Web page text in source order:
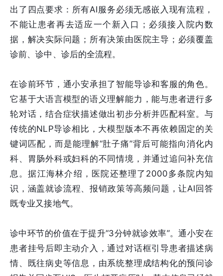
出了四点要求：所有AI服务必须无感嵌入现有流程，
不能让患者再去适应一个新入口；必须接入院内数
据，解决实际问题；所有决策由医院主导；必须覆盖
诊前、诊中、诊后的全流程。
在诊前环节，通小安承担了智能导诊和客服的角色。
它基于大语言模型的语义理解能力，能与患者进行多
轮对话，结合症状描述做出初步分析并匹配科室。与
传统的NLP导诊相比，大模型版本不再依赖固定的关
键词匹配，而是能理解“肚子痛”背后可能指向消化内
科、胃肠外科或妇科的不同情境，并通过追问补充信
息。据江海林介绍，医院还整理了2000多条院内知
识，涵盖就诊流程、报销政策等高频问题，让AI回答
既专业又接地气。
诊中环节的价值在于提升“3分钟就诊效率”。通小安在
患者挂号后即主动介入，通过对话框引导患者描述病
情、既往病史等信息，由系统整理成结构化的预问诊